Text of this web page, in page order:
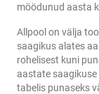
möödunud aasta
Allpool on välja
saagikus alates
rohelisest kuni
aastate
tabelis punaseks